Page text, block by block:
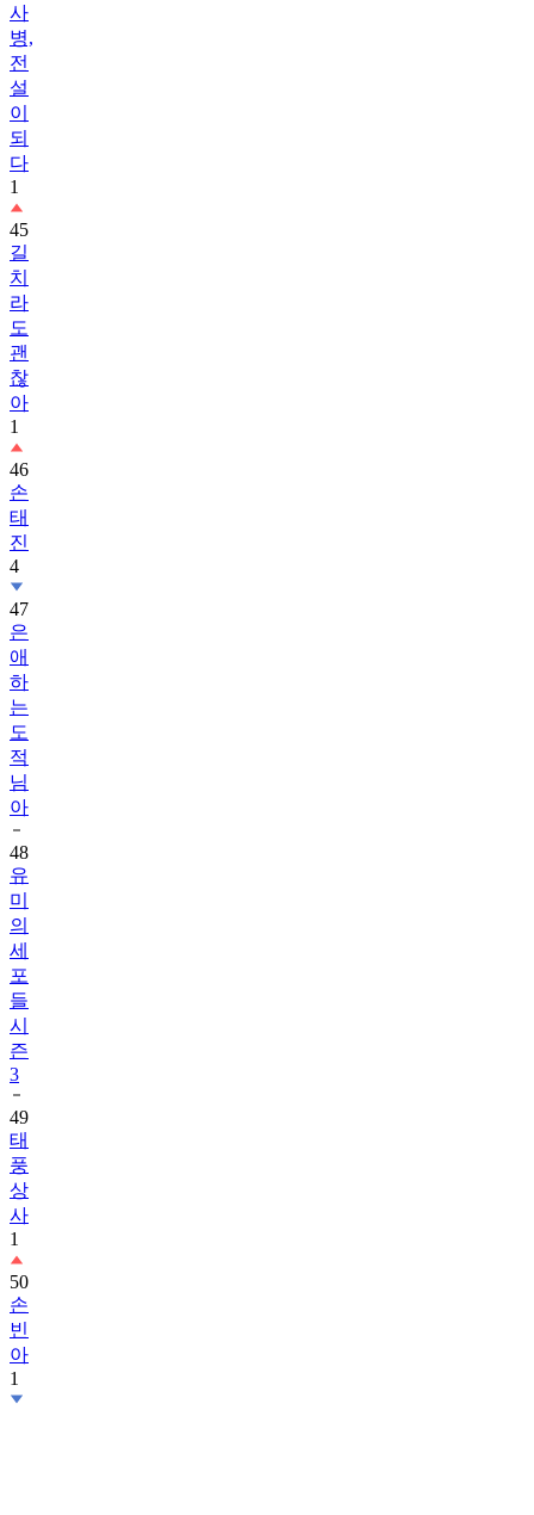
사
병,
전
설
이
되
다
1
45
길
치
라
도
괜
찮
아
1
46
손
태
진
4
47
은
애
하
는
도
적
님
아
48
유
미
의
세
포
들
시
즌
3
49
태
풍
상
사
1
50
손
빈
아
1